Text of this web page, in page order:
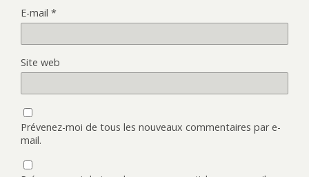
E-mail *
Site web
Prévenez-moi de tous les nouveaux commentaires par e-
mail.